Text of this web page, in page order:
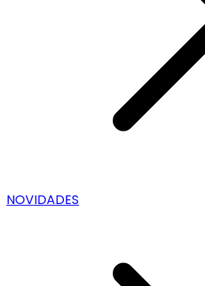
NOVIDADES